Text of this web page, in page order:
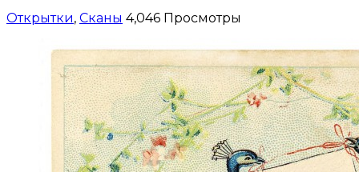
Открытки, Сканы 4,046 Просмотры